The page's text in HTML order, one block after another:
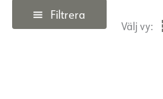
Filtrera
Välj vy: